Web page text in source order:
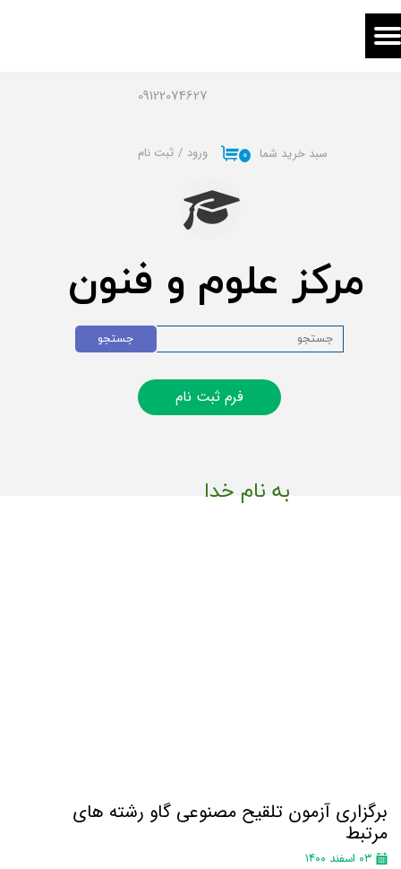
09122074627
مرکز علوم و فنون
۰ سبد خرید شما ورود / ثبت نام
حساب کاربری من
خروج از حساب کاربری
فرم ثبت نام
جستجو
به نام خدا
برگزاری آزمون تلقیح مصنوعی گاو رشته های
مرتبط
۰۳ اسفند ۱۴۰۰